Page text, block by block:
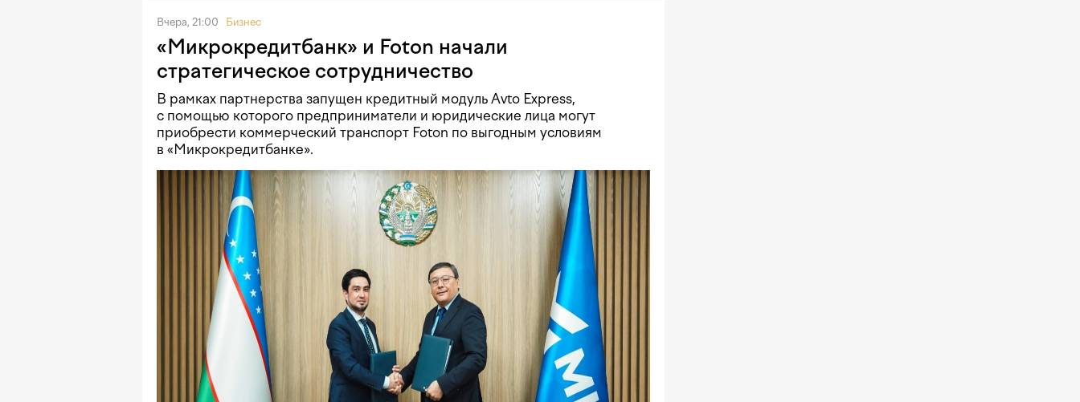
Вчера, 21:00 Бизнес
«Микрокредитбанк» и Foton начали
стратегическое сотрудничество
В рамках партнерства запущен кредитный модуль Avto Express,
с помощью которого предприниматели и юридические лица могут
приобрести коммерческий транспорт Foton по выгодным условиям
в «Микрокредитбанке».